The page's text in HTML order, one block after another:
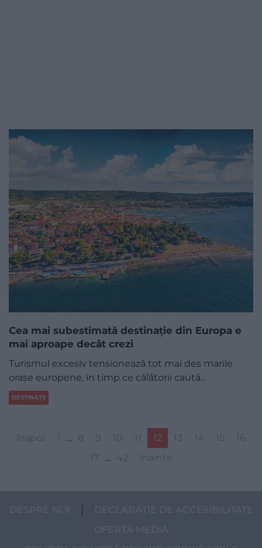
Cea mai subestimată destinație din Europa e
mai aproape decât crezi
Turismul excesiv tensionează tot mai des marile
orașe europene, în timp ce călătorii caută…
DESTINAȚII
înapoi … 8 9 10 12 13 14 15
16
17
… 42 înainte